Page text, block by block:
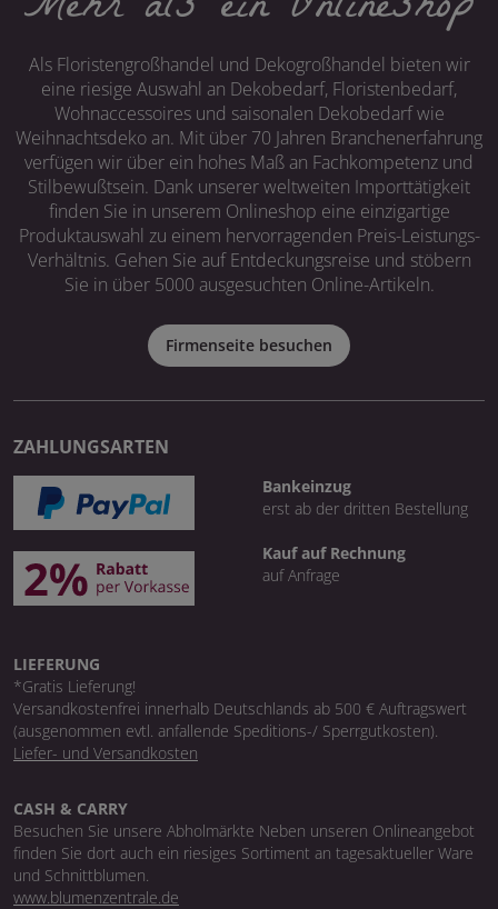
Als Floristengroßhandel und Dekogroßhandel bieten wir
eine riesige Auswahl an Dekobedarf, Floristenbedarf,
Wohnaccessoires und saisonalen Dekobedarf wie
Weihnachtsdeko an. Mit über 70 Jahren Branchenerfahrung
verfügen wir über ein hohes Maß an Fachkompetenz und
Stilbewußtsein. Dank unserer weltweiten Importtätigkeit
finden Sie in unserem Onlineshop eine einzigartige
Produktauswahl zu einem hervorragenden Preis-Leistungs-
Verhältnis. Gehen Sie auf Entdeckungsreise und stöbern
Sie in über 5000 ausgesuchten Online-Artikeln.
Firmenseite besuchen
ZAHLUNGSARTEN
Bankeinzug
erst ab der dritten Bestellung
Kauf auf Rechnung
auf Anfrage
LIEFERUNG
*Gratis Lieferung!
Versandkostenfrei innerhalb Deutschlands ab 500 € Auftragswert
(ausgenommen evtl. anfallende Speditions-/ Sperrgutkosten).
Liefer- und Versandkosten
CASH & CARRY
Besuchen Sie unsere Abholmärkte Neben unseren Onlineangebot
finden Sie dort auch ein riesiges Sortiment an tagesaktueller Ware
und Schnittblumen.
www.blumenzentrale.de